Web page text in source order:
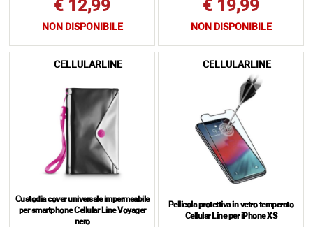
€ 12,99
NON DISPONIBILE
€ 19,99
NON DISPONIBILE
CELLULARLINE
Custodia cover universale impermeabile
per smartphone Cellular Line Voyager
nero
CELLULARLINE
Pellicola protettiva in vetro temperato
Cellular Line per iPhone XS